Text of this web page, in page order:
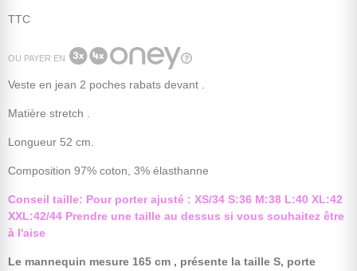
TTC
OU PAYER EN
Veste en jean 2 poches rabats devant .
Matière stretch .
Longueur 52 cm.
Composition 97% coton, 3% élasthanne
Conseil taille: Pour porter ajusté : XS/34 S:36 M:38 L:40 XL:42
XXL:42/44 Prendre une taille au dessus si vous souhaitez être
à l'aise
Le mannequin mesure 165 cm , présente la taille S, porte